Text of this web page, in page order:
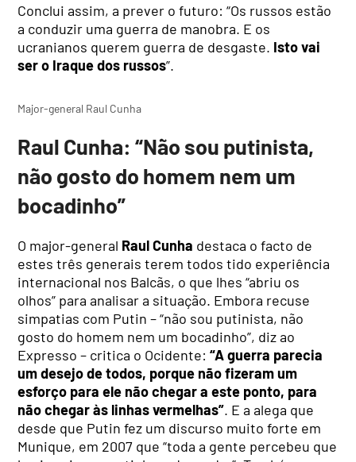
Conclui assim, a prever o futuro: “Os russos estão
a conduzir uma guerra de manobra. E os
ucranianos querem guerra de desgaste. Isto vai
ser o Iraque dos russos”.
Major-general Raul Cunha
Raul Cunha: “Não sou putinista,
não gosto do homem nem um
bocadinho”
O major-general Raul Cunha destaca o facto de
estes três generais terem todos tido experiência
internacional nos Balcãs, o que lhes “abriu os
olhos” para analisar a situação. Embora recuse
simpatias com Putin – “não sou putinista, não
gosto do homem nem um bocadinho”, diz ao
Expresso – critica o Ocidente:“A guerra parecia
um desejo de todos, porque não fizeram um
esforço para ele não chegar a este ponto, para
não chegar às linhas vermelhas”. E a alega que
desde que Putin fez um discurso muito forte em
Munique, em 2007 que “toda a gente percebeu que